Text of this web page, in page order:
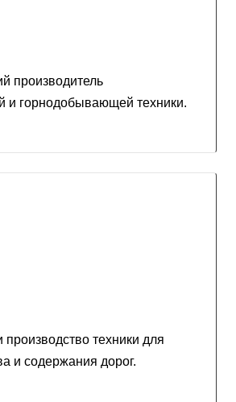
производитель
и горнодобывающей техники.
производство техники для
и содержания дорог.